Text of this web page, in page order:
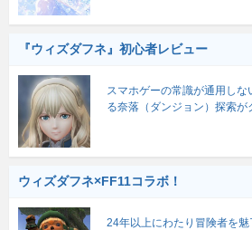
『ウィズダフネ』初心者レビュー
スマホゲーの常識が通用し
る奈落（ダンジョン）探索が
ウィズダフネ×FF11コラボ！
24年以上にわたり冒険者を